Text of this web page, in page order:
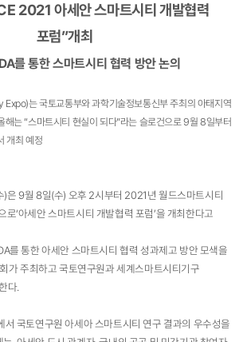
2021 아세안 스마트시티 개발협력
포럼”개최
를 통한 스마트시티 협력 방안 논의
는 국토교통부와 과학기술정보통신부 주최의 아태지역
해는 “스마트시티 현실이 되다”라는 슬로건으로 9월 8일부터
개최 예정
은 9월 8일(수) 오후 2시부터 2021년 월드스마트시티
로‘아세안 스마트시티 개발협력 포럼’을 개최한다고
를 통한 아세안 스마트시티 협력 성과제고 방안 모색을
가 주최하고 국토연구원과 세계스마트시티기구
다.
국토연구원 아세아 스마트시티 연구 결과의 우수성을